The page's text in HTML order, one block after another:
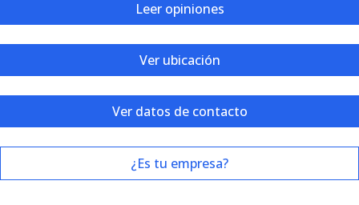
Leer opiniones
Ver ubicación
Ver datos de contacto
¿Es tu empresa?